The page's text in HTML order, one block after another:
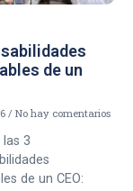
de un
No hay comentarios
las 3
de un CEO: